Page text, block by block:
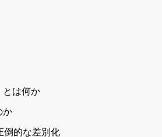
とは何か
か
倒的な差別化